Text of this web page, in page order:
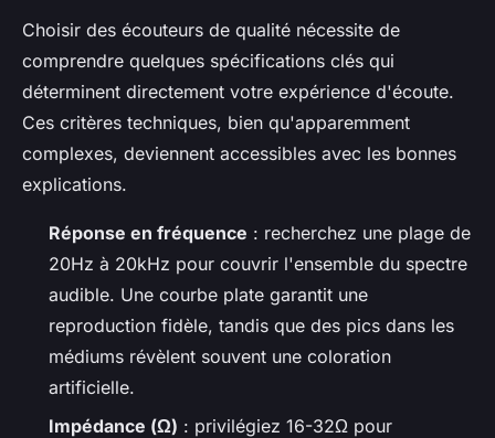
Choisir des écouteurs de qualité nécessite de
comprendre quelques spécifications clés qui
déterminent directement votre expérience d'écoute.
Ces critères techniques, bien qu'apparemment
complexes, deviennent accessibles avec les bonnes
explications.
Réponse en fréquence : recherchez une plage de
20Hz à 20kHz pour couvrir l'ensemble du spectre
audible. Une courbe plate garantit une
reproduction fidèle, tandis que des pics dans les
médiums révèlent souvent une coloration
artificielle.
Impédance (Ω) : privilégiez 16-32Ω pour